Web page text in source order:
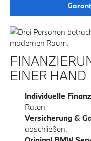
EINER HAND
Individuelle
Raten.
Versicherung &
abschließen.